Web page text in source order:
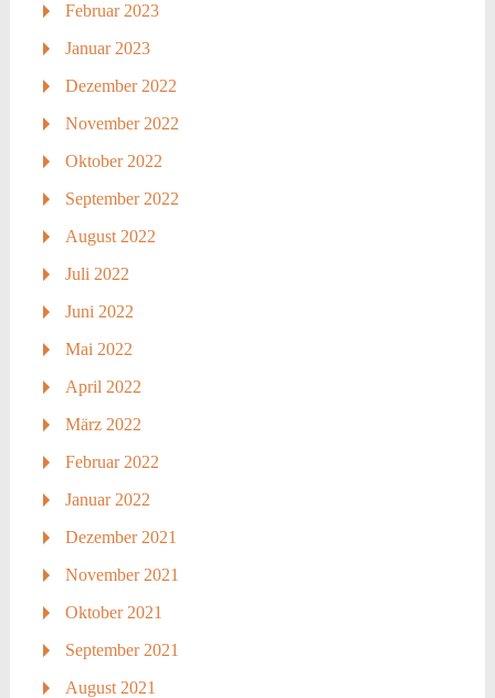
Februar 2023
Januar 2023
Dezember 2022
November 2022
Oktober 2022
September 2022
August 2022
Juli 2022
Juni 2022
Mai 2022
April 2022
März 2022
Februar 2022
Januar 2022
Dezember 2021
November 2021
Oktober 2021
September 2021
August 2021